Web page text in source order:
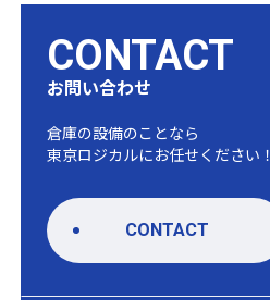
CONTACT
お問い合わせ
倉庫の設備のことなら
東京ロジカルにお任せください！
CONTACT